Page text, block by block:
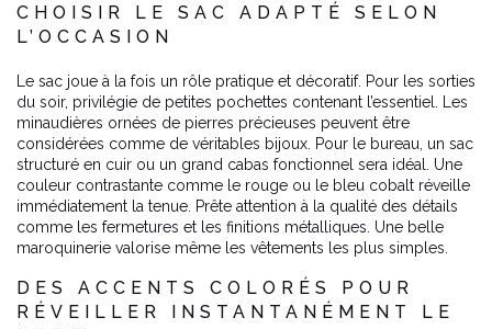
CHOISIR LE SAC ADAPTÉ SELON
L’OCCASION
Le sac joue à la fois un rôle pratique et décoratif. Pour les sorties
du soir, privilégie de petites pochettes contenant l’essentiel. Les
minaudières ornées de pierres précieuses peuvent être
considérées comme de véritables bijoux. Pour le bureau, un sac
structuré en cuir ou un grand cabas fonctionnel sera idéal. Une
couleur contrastante comme le rouge ou le bleu cobalt réveille
immédiatement la tenue. Prête attention à la qualité des détails
comme les fermetures et les finitions métalliques. Une belle
maroquinerie valorise même les vêtements les plus simples.
DES ACCENTS COLORÉS POUR
RÉVEILLER INSTANTANÉMENT LE